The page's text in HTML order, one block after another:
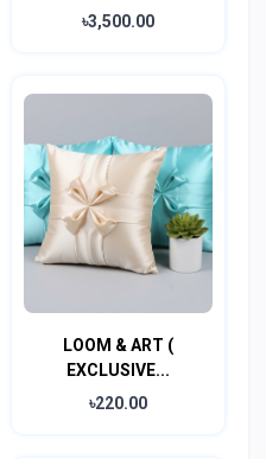
৳3,500.00
LOOM & ART (
EXCLUSIVE...
৳220.00